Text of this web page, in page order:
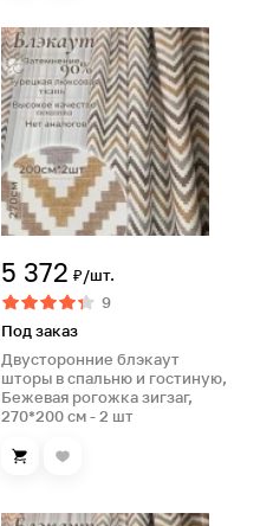
5 372 ₽/шт.
9
Под заказ
Двусторонние блэкаут
шторы в спальню и гостиную,
Бежевая рогожка зигзаг,
270*200 см - 2 шт